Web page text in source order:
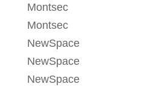
Montsec
Montsec
NewSpace
NewSpace
NewSpace